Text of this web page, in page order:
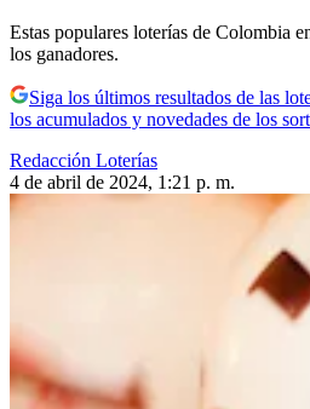
Estas populares loterías de Colombia
los ganadores.
Siga los últimos resultados de las
los acumulados y novedades de los
Redacción Loterías
4 de abril de 2024, 1:21 p. m.